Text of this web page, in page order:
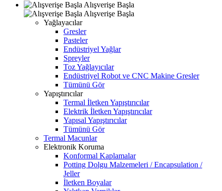
Alışverişe Başla
Alışverişe Başla
Yağlayacılar
Gresler
Pasteler
Endüstriyel Yağlar
Spreyler
Toz Yağlayıcılar
Endüstriyel Robot ve CNC Makine Gresler
Tümünü Gör
Yapıştırıcılar
Termal İletken Yapıştırıcılar
Elektrik İletken Yapıştırıcılar
Yapısal Yapıştırıcılar
Tümünü Gör
Termal Macunlar
Elektronik Koruma
Konformal Kaplamalar
Potting Dolgu Malzemeleri / Encapsulation /
Jeller
İletken Boyalar